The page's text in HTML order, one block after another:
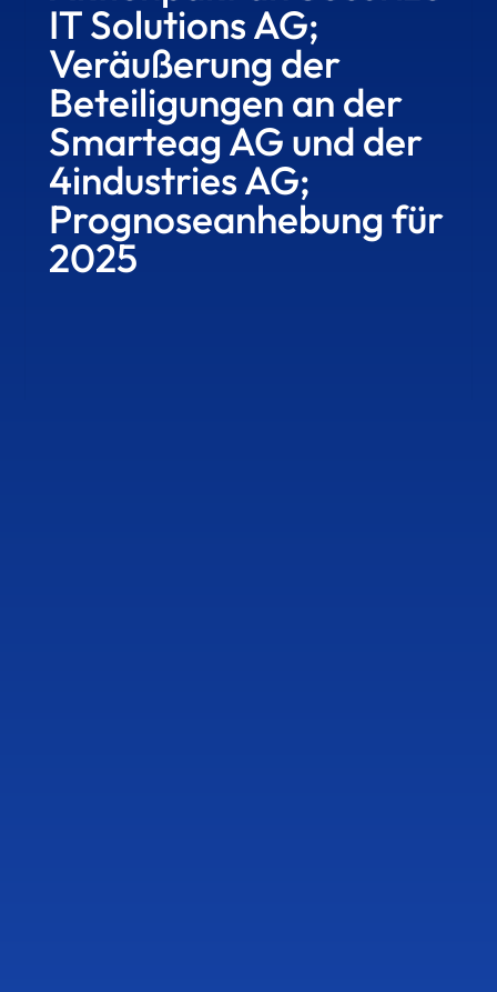
IT Solutions AG;
Veräußerung der
Beteiligungen an der
Smarteag AG und der
4industries AG;
Prognoseanhebung für
2025